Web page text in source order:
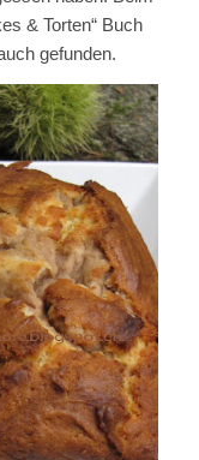
& Torten“ Buch
gefunden.